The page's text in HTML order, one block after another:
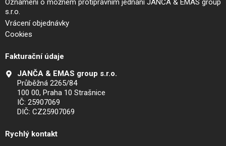
Oznámení o možném protiprávním jednání JANČA & EMAS group
s.r.o.
Vrácení objednávky
Cookies
Fakturační údaje
JANČA & EMAS group s.r.o.
Průběžná 2265/84
100 00, Praha 10 Strašnice
IČ: 25907069
DIČ: CZ25907069
Rychlý kontakt